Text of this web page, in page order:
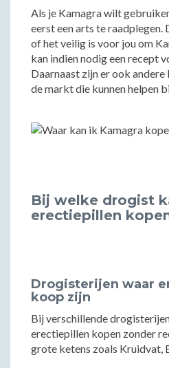
Als je Kamagra wilt
eerst een arts te raadplegen.
of het veilig is voor jou om
kan indien nodig een recept
Daarnaast zijn er ook
de markt die kunnen helpen
Bij welke drogist
erectiepillen
Drogisterijen waar
koop zijn
Bij verschillende
erectiepillen kopen zonder
grote ketens zoals Kruidvat,